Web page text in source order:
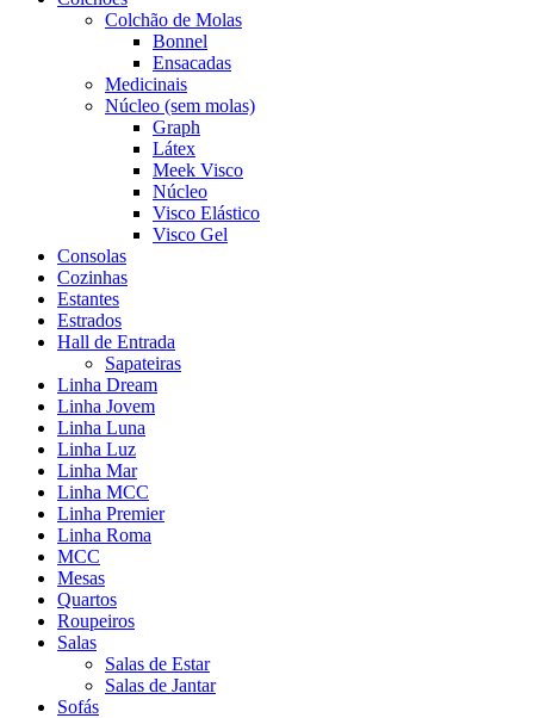
Colchão de Molas
Bonnel
Ensacadas
Medicinais
Núcleo (sem molas)
Graph
Látex
Meek Visco
Núcleo
Visco Elástico
Visco Gel
Consolas
Cozinhas
Estantes
Estrados
Hall de Entrada
Sapateiras
Linha Dream
Linha Jovem
Linha Luna
Linha Luz
Linha Mar
Linha MCC
Linha Premier
Linha Roma
MCC
Mesas
Quartos
Roupeiros
Salas
Salas de Estar
Salas de Jantar
Sofás